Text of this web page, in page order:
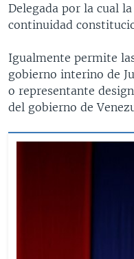
Delegada por la cual
continuidad
Igualmente permite
gobierno interino de
o representante
del gobierno de